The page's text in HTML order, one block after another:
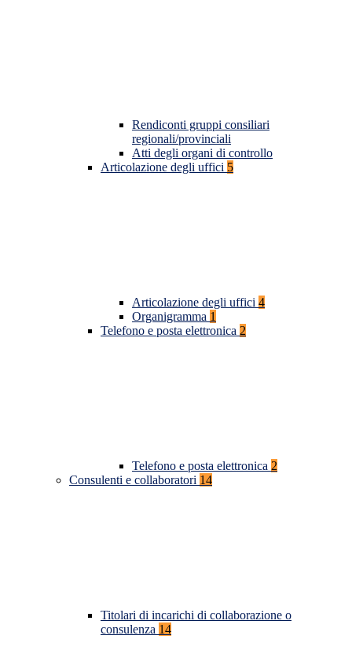
Rendiconti gruppi consiliari
regionali/provinciali
Atti degli organi di controllo
Articolazione degli uffici 5
Articolazione degli uffici 4
Organigramma 1
Telefono e posta elettronica 2
Telefono e posta elettronica 2
Consulenti e collaboratori 14
Titolari di incarichi di collaborazione o
consulenza 14